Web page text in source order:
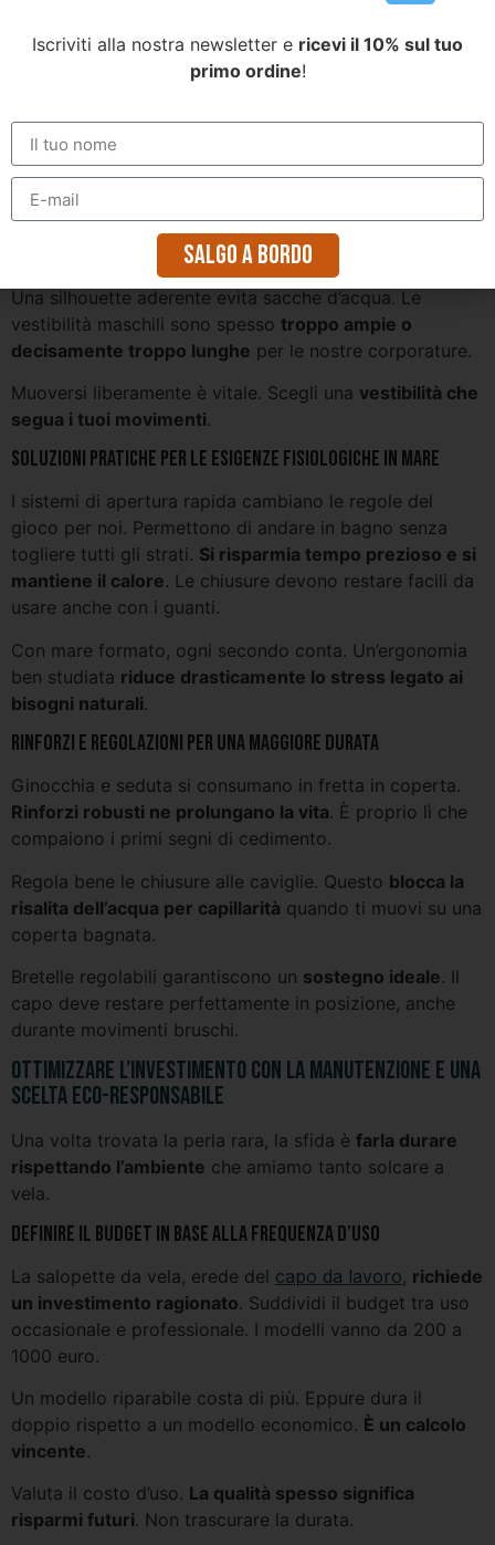
ora di affrontare il tema del comfort specifico perché
l’equipaggiamento non sia più un ostacolo ma un
Adattare la vestibilità alle specificità della morfologia
femminile
I modelli
conta.Seno e fianchi richiedono una vestibilità
Una silhouette aderente evita sacche d’acqua. Le
vestibilità maschili sono spesso troppo ampie o
decisamente troppo lunghe per le nostre corporature.
Muoversi liberamente è vitale. Scegli una vestibilità che
segua i tuoi movimenti.
Soluzioni pratiche per le esigenze fisiologiche in mare
I sistemi di apertura rapida cambiano le regole del
gioco per noi. Permettono di andare in bagno senza
togliere tutti gli strati. Si risparmia tempo prezioso e si
mantiene il calore. Le chiusure devono restare facili da
usare anche con i guanti.
Con mare formato, ogni secondo conta. Un’ergonomia
ben studiata riduce drasticamente lo stress legato ai
bisogni naturali.
Rinforzi e regolazioni per una maggiore durata
Ginocchia e seduta si consumano in fretta in coperta.
Rinforzi robusti ne prolungano la vita. È proprio lì che
compaiono i primi segni di cedimento.
Regola bene le chiusure alle caviglie. Questo blocca la
risalita dell’acqua per capillarità quando ti muovi su una
coperta bagnata.
Bretelle regolabili garantiscono un sostegno ideale. Il
capo deve restare perfettamente in posizione, anche
durante movimenti bruschi.
Ottimizzare l’investimento con la manutenzione e una
scelta eco-responsabile
Una volta trovata la perla rara, la sfida è farla durare
rispettando l’ambiente che amiamo tanto solcare a
vela.
Definire il budget in base alla frequenza d’uso
La salopette da vela, erede del capo da lavoro, richiede
un investimento ragionato. Suddividi il budget tra uso
occasionale e professionale. I modelli vanno da 200 a
1000 euro.
Un modello riparabile costa di più. Eppure dura il
doppio rispetto a un modello economico. È un calcolo
vincente.
Valuta il costo d’uso. La qualità spesso significa
risparmi futuri. Non trascurare la durata.
Iscriviti alla nostra newsletter e ricevi il 10% sul tuo
primo ordine!
Salgo a bordo